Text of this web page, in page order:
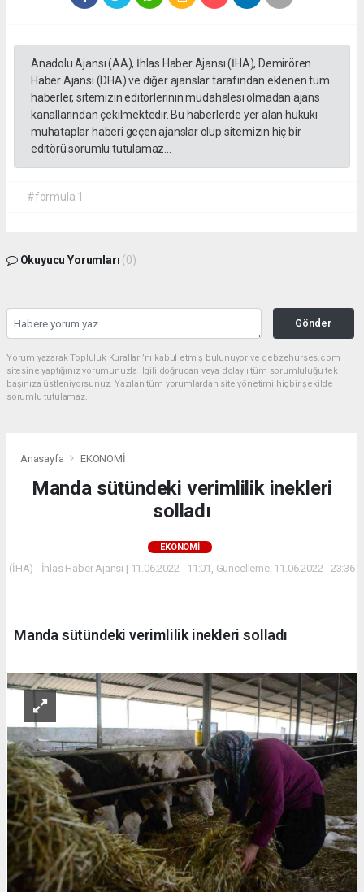
Anadolu Ajansı (AA), İhlas Haber Ajansı (İHA), Demirören
Haber Ajansı (DHA) ve diğer ajanslar tarafından eklenen tüm
haberler, sitemizin editörlerinin müdahalesi olmadan ajans
kanallarından çekilmektedir. Bu haberlerde yer alan hukuki
muhataplar haberi geçen ajanslar olup sitemizin hiç bir
editörü sorumlu tutulamaz...
#formula 1
Okuyucu Yorumları (0)
Gönder
Yorum yazarak Topluluk Kuralları’nı kabul etmiş bulunuyor ve gebzehurses.com
sitesine yaptığınız yorumunuzla ilgili doğrudan veya dolaylı tüm sorumluluğu tek
başınıza üstleniyorsunuz. Yazılan tüm yorumlardan site yönetimi hiçbir şekilde
sorumlu tutulamaz.
Anasayfa EKONOMİ
Manda sütündeki verimlilik inekleri
solladı
EKONOMİ
(İHA) - İhlas Haber Ajansı | 11.06.2022 - 11:01, Güncelleme: 11.06.2022 - 23:36
Manda sütündeki verimlilik inekleri solladı